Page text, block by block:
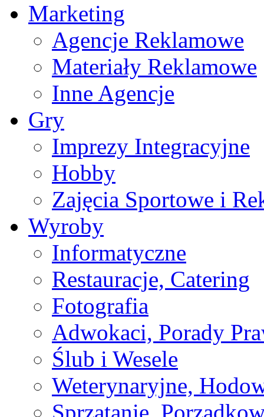
Marketing
Agencje Reklamowe
Materiały Reklamowe
Inne Agencje
Gry
Imprezy Integracyjne
Hobby
Zajęcia Sportowe i
Wyroby
Informatyczne
Restauracje, Catering
Fotografia
Adwokaci, Porady
Ślub i Wesele
Weterynaryjne,